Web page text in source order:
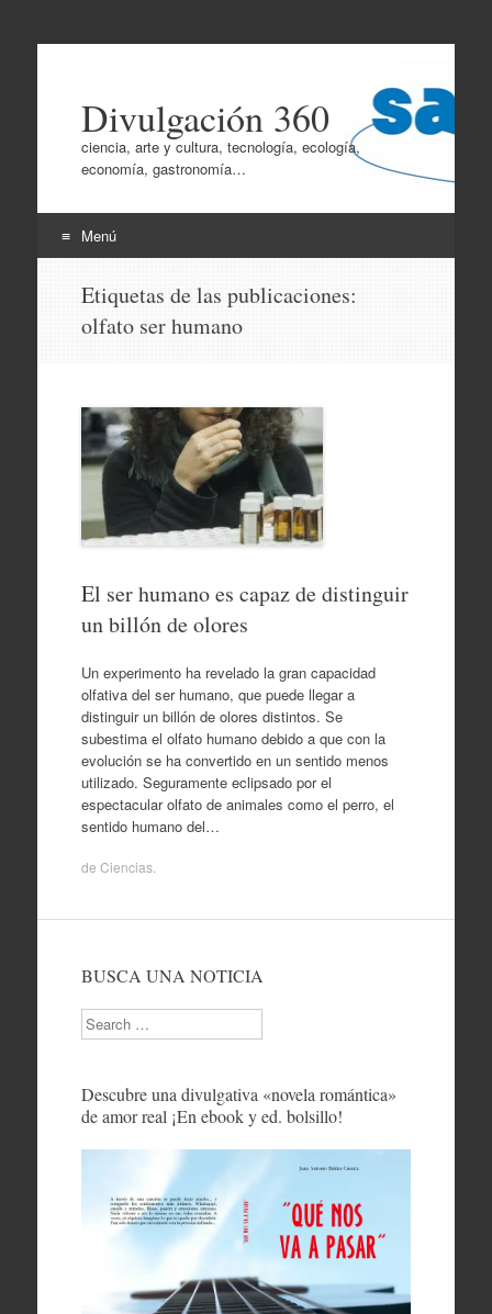
Divulgación 360
ciencia, arte y cultura, tecnología, ecología,
economía, gastronomía…
Menú
contenido
Etiquetas de las publicaciones:
olfato ser humano
El ser humano es capaz de distinguir
un billón de olores
Un experimento ha revelado la gran capacidad
olfativa del ser humano, que puede llegar a
distinguir un billón de olores distintos. Se
subestima el olfato humano debido a que con la
evolución se ha convertido en un sentido menos
utilizado. Seguramente eclipsado por el
espectacular olfato de animales como el perro, el
sentido humano del…
de Ciencias.
BUSCA UNA NOTICIA
Search
Descubre una divulgativa «novela romántica»
de amor real ¡En ebook y ed. bolsillo!